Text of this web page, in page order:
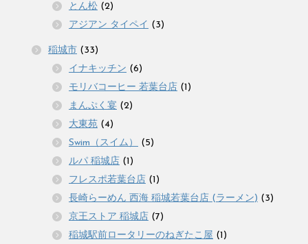
とん松 (2)
アジアン タイペイ (3)
稲城市 (33)
イナキッチン (6)
モリバコーヒー 若葉台店 (1)
まんぷく宴 (2)
大東苑 (4)
Swim（スイム）
(5)
ルパ 稲城店 (1)
フレスポ若葉台店 (1)
長崎らーめん 西海 稲城若葉台店 (ラーメン) (3)
京王ストア 稲城店 (7)
稲城駅前ロータリーのねぎたこ屋 (1)